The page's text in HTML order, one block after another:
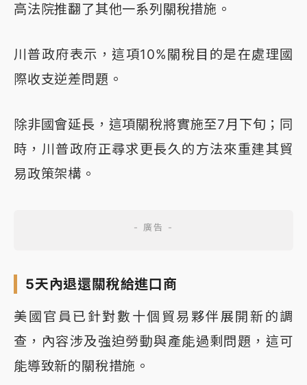
高法院推翻了其他一系列關稅措施。
川普政府表示，這項10%關稅目的是在處理國
際收支逆差問題。
除非國會延長，這項關稅將實施至7月下旬；同
時，川普政府正尋求更長久的方法來重建其貿
易政策架構。
5天內退還關稅給進口商
美國官員已針對數十個貿易夥伴展開新的調
查，內容涉及強迫勞動與產能過剩問題，這可
能導致新的關稅措施。